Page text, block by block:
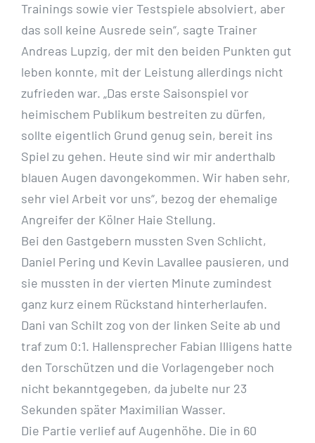
Trainings sowie vier Testspiele absolviert, aber
das soll keine Ausrede sein“, sagte Trainer
Andreas Lupzig, der mit den beiden Punkten gut
leben konnte, mit der Leistung allerdings nicht
zufrieden war. „Das erste Saisonspiel vor
heimischem Publikum bestreiten zu dürfen,
sollte eigentlich Grund genug sein, bereit ins
Spiel zu gehen. Heute sind wir mir anderthalb
blauen Augen davongekommen. Wir haben sehr,
sehr viel Arbeit vor uns“, bezog der ehemalige
Angreifer der Kölner Haie Stellung.
Bei den Gastgebern mussten Sven Schlicht,
Daniel Pering und Kevin Lavallee pausieren, und
sie mussten in der vierten Minute zumindest
ganz kurz einem Rückstand hinterherlaufen.
Dani van Schilt zog von der linken Seite ab und
traf zum 0:1. Hallensprecher Fabian Illigens hatte
den Torschützen und die Vorlagengeber noch
nicht bekanntgegeben, da jubelte nur 23
Sekunden später Maximilian Wasser.
Die Partie verlief auf Augenhöhe. Die in 60